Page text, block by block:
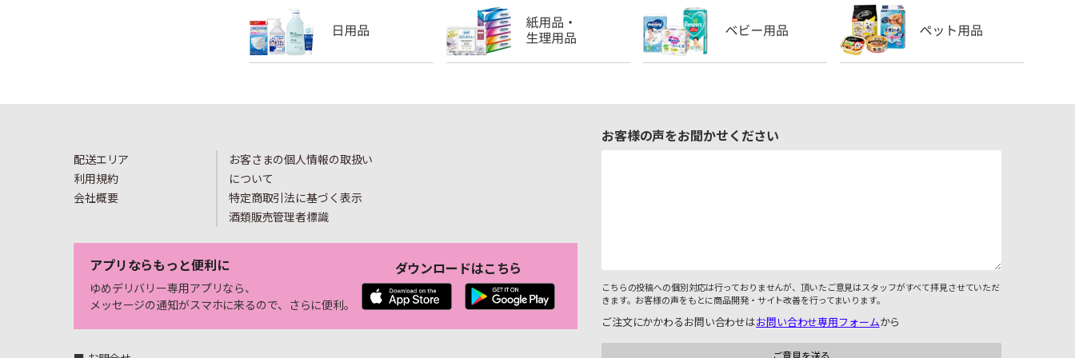
配送エリア
利用規約
会社概要
お客さまの個人情報の取扱い
について
特定商取引法に基づく表示
酒類販売管理者標識
アプリならもっと便利に
ゆめデリバリー専用アプリなら、
メッセージの通知がスマホに来るので、さらに便利。
ダウンロードはこちら
お客様の声をお聞かせください
こちらの投稿への個別対応は行っておりませんが、頂いたご意見はスタッフがすべて拝見させていただ
きます。お客様の声をもとに商品開発・サイト改善を行ってまいります。
ご注文にかかわるお問い合わせはお問い合わせ専用フォームから